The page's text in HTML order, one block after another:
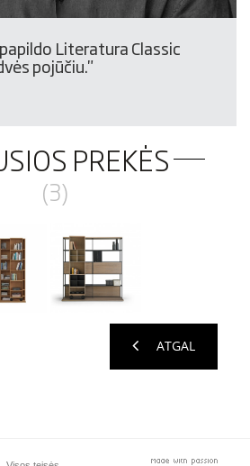
Literatura Classic
pojūčiu."
PREKĖS
(3)
ATGAL